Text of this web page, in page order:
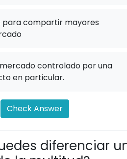
para compartir mayores
controlado por una
en particular.
Check Answer
diferenciar